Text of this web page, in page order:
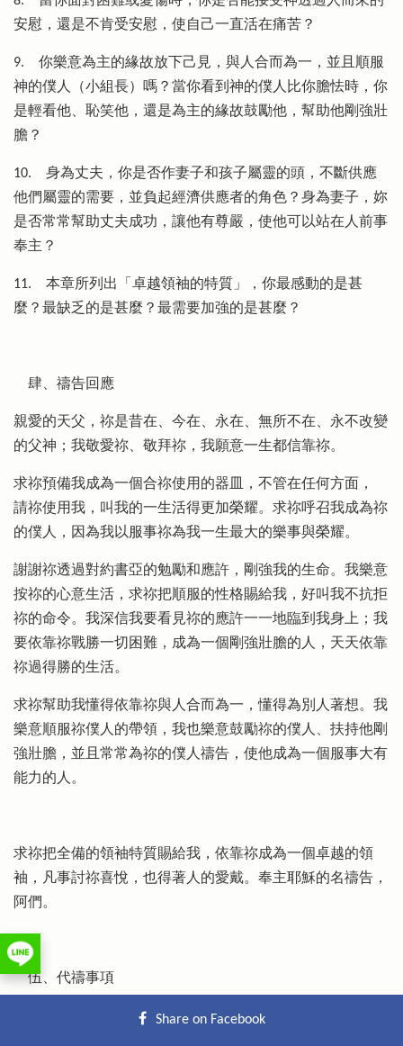
安慰，還是不肯受安慰，使自己一直活在痛苦？
9.
你樂意為主的緣故放下己見，與人合而為一，並且順服
神的僕人（小組長）嗎？當你看到神的僕人比你膽怯時，你
是輕看他、恥笑他，還是為主的緣故鼓勵他，幫助他剛強壯
膽？
10.
身為丈夫，你是否作妻子和孩子屬靈的頭，不斷供應
他們屬靈的需要，並負起經濟供應者的角色？身為妻子，妳
是否常常幫助丈夫成功，讓他有尊嚴，使他可以站在人前事
奉主？
11.
本章所列出「卓越領袖的特質」，你最感動的是甚
麼？最缺乏的是甚麼？最需要加強的是甚麼？
肆、禱告回應
親愛的天父，祢是昔在、今在、永在、無所不在、永不改變
的父神；我敬愛祢、敬拜祢，我願意一生都信靠祢。
求祢預備我成為一個合祢使用的器皿，不管在任何方面，
請祢使用我，叫我的一生活得更加榮耀。求祢呼召我成為祢
的僕人，因為我以服事祢為我一生最大的樂事與榮耀。
謝謝祢透過對約書亞的勉勵和應許，剛強我的生命。我樂意
按祢的心意生活，求祢把順服的性格賜給我，好叫我不抗拒
祢的命令。我深信我要看見祢的應許一一地臨到我身上；我
要依靠祢戰勝一切困難，成為一個剛強壯膽的人，天天依靠
祢過得勝的生活。
求祢幫助我懂得依靠祢與人合而為一，懂得為別人著想。我
樂意順服祢僕人的帶領，我也樂意鼓勵祢的僕人、扶持他剛
強壯膽，並且常常為祢的僕人禱告，使他成為一個服事大有
能力的人。
求祢把全備的領袖特質賜給我，依靠祢成為一個卓越的領
袖，凡事討祢喜悅，也得著人的愛戴。奉主耶穌的名禱告，
阿們。
伍、代禱事項
求神興起更多樂意全時間奉獻生命給祂，肯付代價進入
Share on Facebook